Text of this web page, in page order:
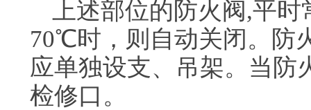
上述部位的防火阀,平
70℃时，则自动关闭。防
应单独设支、吊架。当防
检修口。